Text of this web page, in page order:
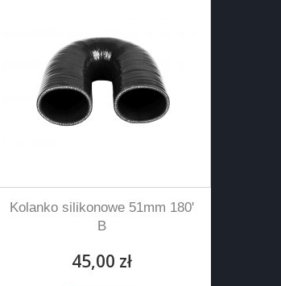
Kolanko silikonowe 51mm 180'
B
45,00 zł